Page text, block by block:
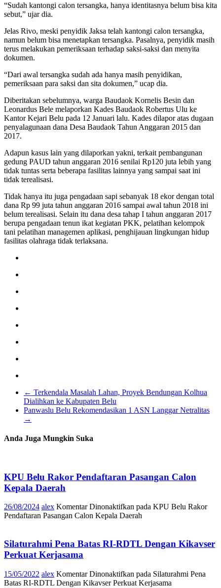
“Sudah kantongi calon tersangka, hanya identitasnya belum bisa kita
sebut,” ujar dia.
Jelas Rivo, meski penyidik Jaksa telah kantongi calon tersangka,
namun belum bisa menetapkan tersangka. Pasalnya, penyidik masih
terus melakukan pemeriksaan terhadap saksi-saksi dan menyita
dokumen.
“Dari awal tersangka sudah ada hanya masih penyidikan,
pemeriksaan para saksi dan sita dokumen,” ucap dia.
Diberitakan sebelumnya, warga Baudaok Kornelis Besin dan
Leonardus Bele melaporkan Kades Baudaok Robertus Ulu ke
Kantor Kejari Belu pada 12 Januari lalu. Kades dilapor atas dugaan
penyalagunaan dana Desa Baudaok Tahun Anggaran 2015 dan
2017.
Adapun kasus lain yang dilaporkan yakni, terkait pembangunan
gedung PAUD tahun anggaran 2016 senilai Rp120 juta lebih yang
tidak tuntas serta beberapa fasilitas lainnya yang sampai saat ini
tidak terealisasi.
Tidak hanya itu juga pengadaan sapi sebanyak 18 ekor dengan total
dana Rp 99 juta tahun anggaran 2016 sampai awal tahun 2018 ini
belum terealisasi. Selain itu dana desa tahap I tahun anggaran 2017
berupa pengadaan tenun ikat kegiatan PKK, pelatihan kelompok
tani pelatihan managemen aplikasi, penghijauan lingkungan hidup
fasilitas olahraga tidak terlaksana.
← Terkendala Masalah Lahan, Proyek Bendungan Kolhua
Dialihkan ke Kabupaten Belu
Panwaslu Belu Rekomendasikan 1 ASN Langgar Netralitas
→
Anda Juga Mungkin Suka
KPU Belu Rakor Pendaftaran Pasangan Calon
Kepala Daerah
26/08/2024 alex Komentar Dinonaktifkan pada KPU Belu Rakor
Pendaftaran Pasangan Calon Kepala Daerah
Silaturahmi Pena Batas RI-RDTL Dengan Kikavser
Perkuat Kerjasama
15/05/2022 alex Komentar Dinonaktifkan pada Silaturahmi Pena
Batas RI-RDTL Dengan Kikavser Perkuat Kerjasama